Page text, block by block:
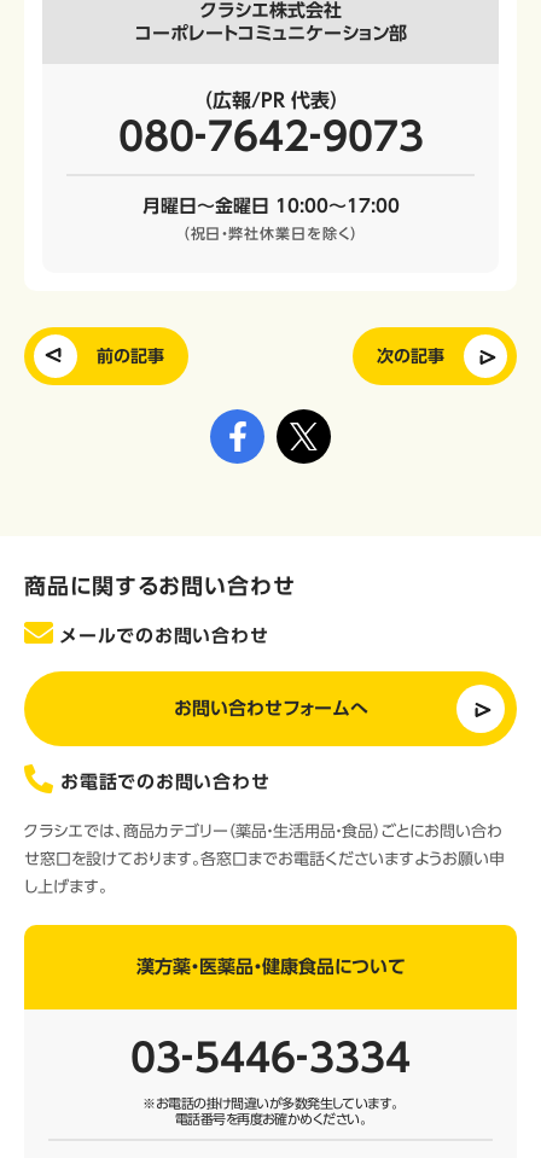
クラシエ株式会社
コーポレートコミュニケーション部
（広報/PR 代表）
080‐7642‐9073
月曜日～金曜日 10:00～17:00
（祝日・弊社休業日を除く）
前の記事 次の記事
商品に関するお問い合わせ
メールでのお問い合わせ
お問い合わせフォームへ
お電話でのお問い合わせ
クラシエでは、商品カテゴリー（薬品・生活用品・食品）ごとにお問い合わ
せ窓口を設けております。各窓口までお電話くださいますようお願い申
し上げます。
漢方薬・医薬品・健康食品について
03‐5446‐3334
※お電話の掛け間違いが多数発生しています。
電話番号を再度お確かめください。